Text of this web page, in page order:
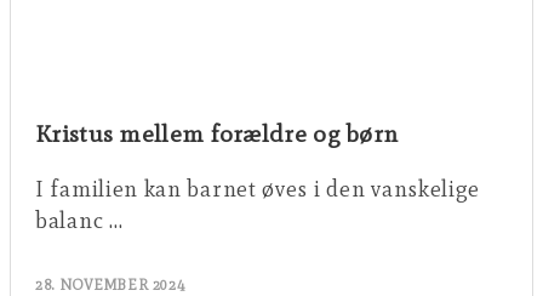
Kristus mellem forældre og børn
I familien kan barnet øves i den vanskelige
balanc …
28. NOVEMBER 2024